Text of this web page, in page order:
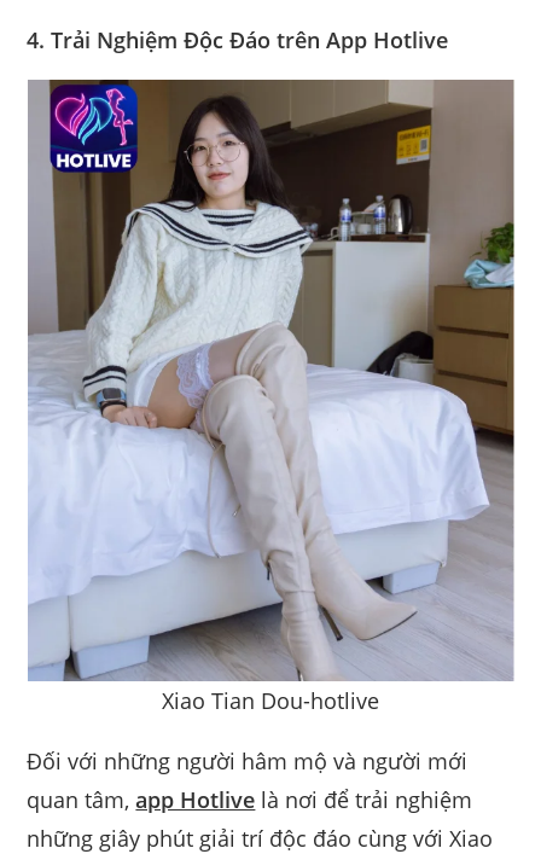
4. Trải Nghiệm Độc Đáo trên App Hotlive
Xiao Tian Dou-hotlive
Đối với những người hâm mộ và người mới
quan tâm,app Hotlive là nơi để trải nghiệm
những giây phút giải trí độc đáo cùng với Xiao